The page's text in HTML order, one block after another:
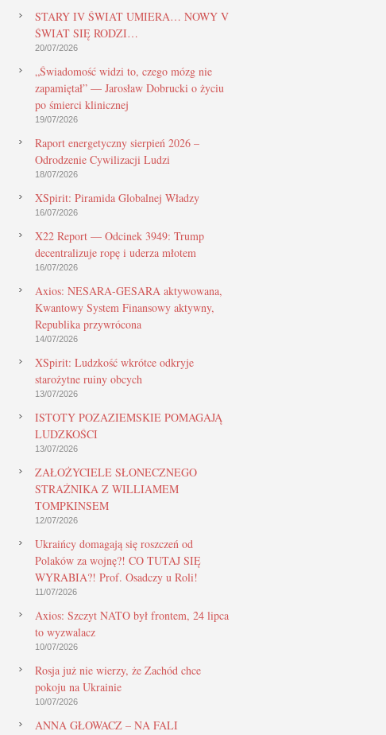
STARY IV ŚWIAT UMIERA… NOWY V
ŚWIAT SIĘ RODZI…
20/07/2026
„Świadomość widzi to, czego mózg nie
zapamiętał” — Jarosław Dobrucki o życiu
po śmierci klinicznej
19/07/2026
Raport energetyczny sierpień 2026 –
Odrodzenie Cywilizacji Ludzi
18/07/2026
XSpirit: Piramida Globalnej Władzy
16/07/2026
X22 Report — Odcinek 3949: Trump
decentralizuje ropę i uderza młotem
16/07/2026
Axios: NESARA-GESARA aktywowana,
Kwantowy System Finansowy aktywny,
Republika przywrócona
14/07/2026
XSpirit: Ludzkość wkrótce odkryje
starożytne ruiny obcych
13/07/2026
ISTOTY POZAZIEMSKIE POMAGAJĄ
LUDZKOŚCI
13/07/2026
ZAŁOŻYCIELE SŁONECZNEGO
STRAŻNIKA Z WILLIAMEM
TOMPKINSEM
12/07/2026
Ukraińcy domagają się roszczeń od
Polaków za wojnę?! CO TUTAJ SIĘ
WYRABIA?! Prof. Osadczy u Roli!
11/07/2026
Axios: Szczyt NATO był frontem, 24 lipca
to wyzwalacz
10/07/2026
Rosja już nie wierzy, że Zachód chce
pokoju na Ukrainie
10/07/2026
ANNA GŁOWACZ – NA FALI